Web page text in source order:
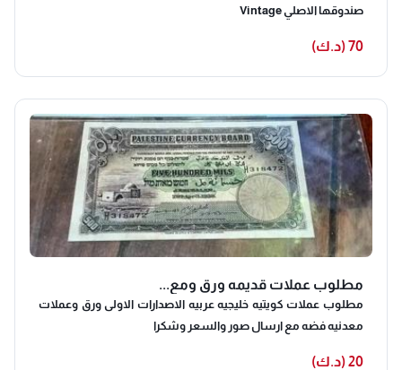
صندوقها الاصلي Vintage
70 (د.ك)
مطلوب عملات قديمه ورق ومع...
مطلوب عملات كويتيه خليجيه عربيه الاصدارات الاولى ورق وعملات
معدنيه فضه مع ارسال صور والسعر وشكرا
20 (د.ك)